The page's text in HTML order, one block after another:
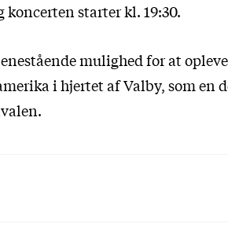
koncerten starter kl. 19:30.
mulighed for at
i hjertet af Valby, som en